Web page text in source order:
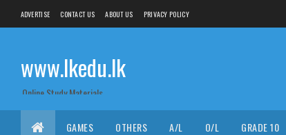
ADVERTISE CONTACT US ABOUT US PRIVACY POLICY
www.lkedu.lk
Online Study Materials
GAMES OTHERS A/L O/L GRADE 10